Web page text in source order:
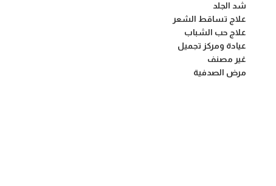
شد الجلد
علاج تساقط الشعر
علاج حب الشباب
عيادة ومركز تجميل
غير مصنف
مرض الصدفية